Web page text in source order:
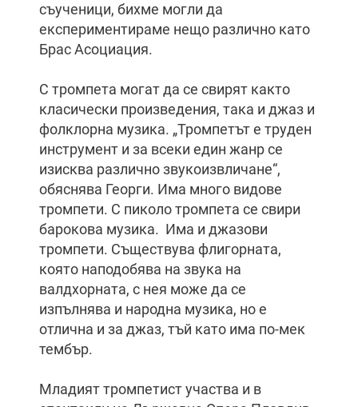
съученици, бихме могли да
експериментираме нещо различно като
Брас Асоциация.
С тромпета могат да се свирят както
класически произведения, така и джаз и
фолклорна музика. „Тромпетът е труден
инструмент и за всеки един жанр се
изисква различно звукоизвличане“,
обяснява Георги. Има много видове
тромпети. С пиколо тромпета се свири
барокова музика. Има и джазови
тромпети. Съществува флигорната,
която наподобява на звука на
валдхорната, с нея може да се
изпълнява и народна музика, но е
отлична и за джаз, тъй като има по-мек
тембър.
Младият тромпетист участва и в